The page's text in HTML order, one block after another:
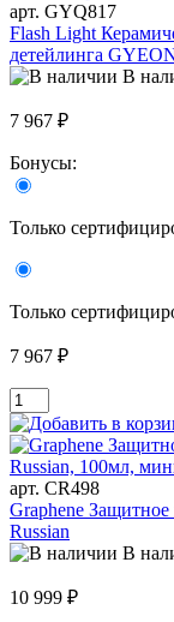
арт. GYQ817
Flash Light
детейлинга
В
7 967 ₽
Бонусы:
Только
Только
7 967 ₽
арт. CR498
Graphene
Russian
В
10 999 ₽